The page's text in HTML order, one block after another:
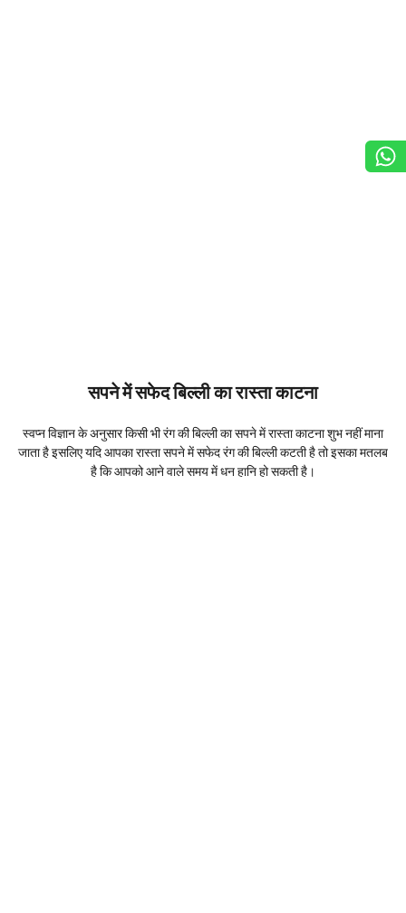
सपने में सफेद बिल्ली का रास्ता काटना
स्वप्न विज्ञान के अनुसार किसी भी रंग की बिल्ली का सपने में रास्ता काटना शुभ नहीं माना
जाता है इसलिए यदि आपका रास्ता सपने में सफेद रंग की बिल्ली कटती है तो इसका मतलब
है कि आपको आने वाले समय में धन हानि हो सकती है।